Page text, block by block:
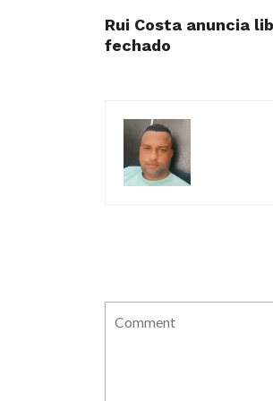
Rui Costa anuncia
fechado